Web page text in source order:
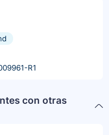
R1
con otras